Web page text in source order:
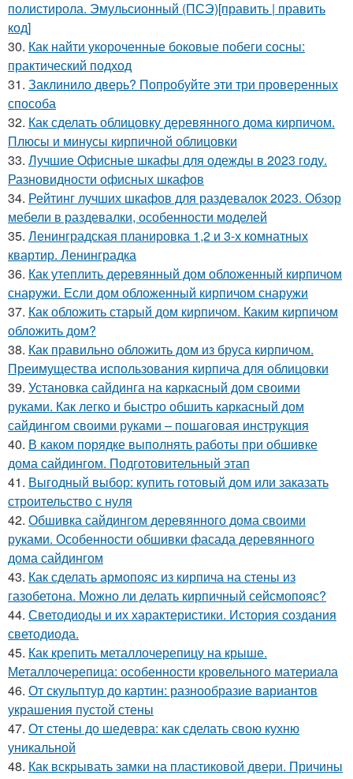
полистирола. Эмульсионный (ПСЭ)[править | править
код]
30. Как найти укороченные боковые побеги сосны:
практический подход
31. Заклинило дверь? Попробуйте эти три проверенных
способа
32. Как сделать облицовку деревянного дома кирпичом.
Плюсы и минусы кирпичной облицовки
33. Лучшие Офисные шкафы для одежды в 2023 году.
Разновидности офисных шкафов
34. Рейтинг лучших шкафов для раздевалок 2023. Обзор
мебели в раздевалки, особенности моделей
35. Ленинградская планировка 1,2 и 3-х комнатных
квартир. Ленинградка
36. Как утеплить деревянный дом обложенный кирпичом
снаружи. Если дом обложенный кирпичом снаружи
37. Как обложить старый дом кирпичом. Каким кирпичом
обложить дом?
38. Как правильно обложить дом из бруса кирпичом.
Преимущества использования кирпича для облицовки
39. Установка сайдинга на каркасный дом своими
руками. Как легко и быстро обшить каркасный дом
сайдингом своими руками – пошаговая инструкция
40. В каком порядке выполнять работы при обшивке
дома сайдингом. Подготовительный этап
41. Выгодный выбор: купить готовый дом или заказать
строительство с нуля
42. Обшивка сайдингом деревянного дома своими
руками. Особенности обшивки фасада деревянного
дома сайдингом
43. Как сделать армопояс из кирпича на стены из
газобетона. Можно ли делать кирпичный сейсмопояс?
44. Светодиоды и их характеристики. История создания
светодиода.
45. Как крепить металлочерепицу на крыше.
Металлочерепица: особенности кровельного материала
46. От скульптур до картин: разнообразие вариантов
украшения пустой стены
47. От стены до шедевра: как сделать свою кухню
уникальной
48. Как вскрывать замки на пластиковой двери. Причины